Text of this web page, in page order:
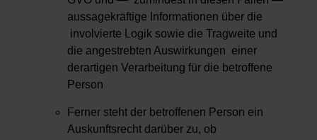
aussagekräftige Informationen über die
involvierte Logik sowie die Tragweite und
die angestrebten Auswirkungen einer
derartigen Verarbeitung für die betroffene
Person
Ferner steht der betroffenen Person ein
Auskunftsrecht darüber zu, ob